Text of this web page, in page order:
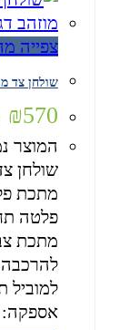
צפייה
שולחן צד מפואר ברוחב 29
₪570
המוצר
שולחן
אספקה: עד 14 ימי עסקים ארץ